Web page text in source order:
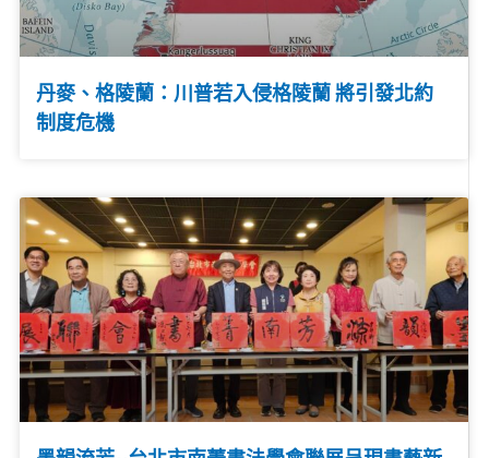
丹麥、格陵蘭：川普若入侵格陵蘭 將引發北約
制度危機